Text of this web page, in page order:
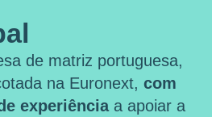
de matriz portuguesa,
na Euronext, com
experiênciaa apoiar a